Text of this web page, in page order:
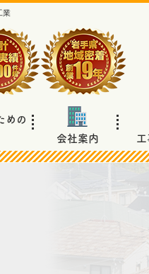
業
めの
会社案内 工